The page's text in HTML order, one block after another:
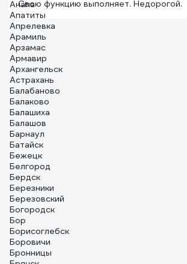
Свою функцию выполняет. Недорогой.
Анапа
Апатиты
Апрелевка
Арамиль
Арзамас
Армавир
Архангельск
Астрахань
Балабаново
Балаково
Балашиха
Балашов
Барнаул
Батайск
Бежецк
Белгород
Бердск
Березники
Березовский
Богородск
Бор
Борисоглебск
Боровичи
Бронницы